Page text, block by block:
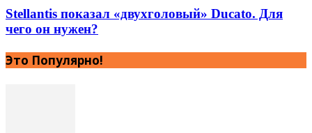
Stellantis показал «двухголовый» Ducato. Для
чего он нужен?
Это Популярно!